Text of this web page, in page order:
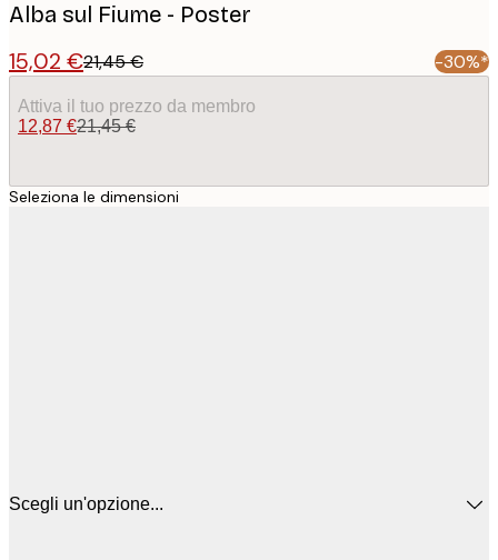
Alba sul Fiume - Poster
15,02 €21,45 € -30%*
Attiva il tuo prezzo da membro
12,87 €21,45 €
Seleziona le dimensioni
Scegli un'opzione...